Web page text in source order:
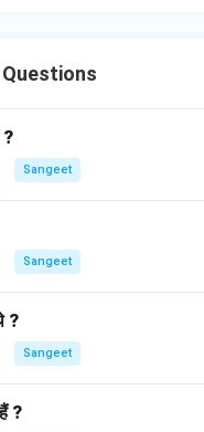
Questions
?
Sangeet
Sangeet
?
Sangeet
?